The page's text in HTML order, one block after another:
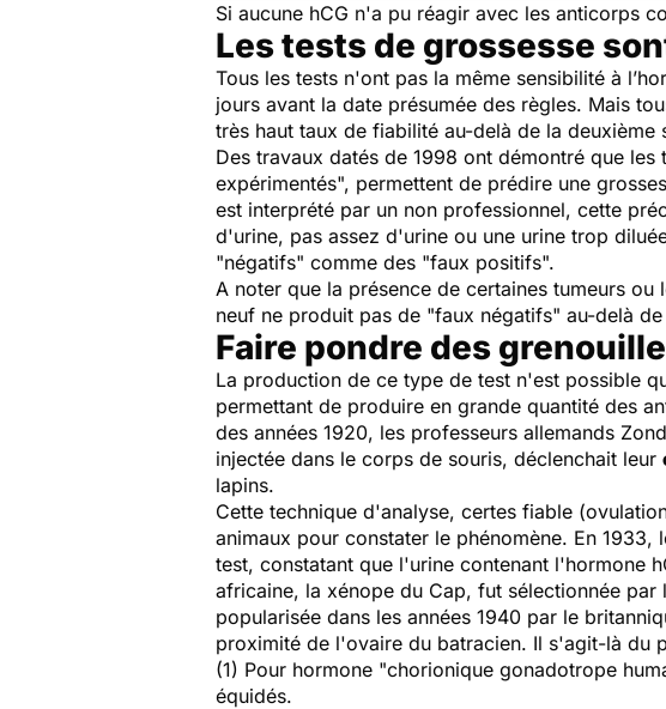
Si aucune hCG n'a pu réagir avec les anticorps
Les tests de grossesse
Tous les tests n'ont pas la même sensibilité à
jours avant la date présumée des règles. Mais
très haut taux de fiabilité au-delà de la deuxième
Des travaux datés de 1998 ont démontré que
expérimentés", permettent de prédire une
est interprété par un non professionnel, cette
d'urine, pas assez d'urine ou une urine trop
"négatifs" comme des "faux positifs".
A noter que la présence de certaines tumeurs
neuf ne produit pas de "faux négatifs" au-delà
Faire pondre des
La production de ce type de test n'est possible
permettant de produire en grande quantité des
des années 1920, les professeurs allemands
injectée dans le corps de souris, déclenchait leur
lapins.
Cette technique d'analyse, certes fiable
animaux pour constater le phénomène. En 1933,
test, constatant que l'urine contenant l'hormone
africaine, la xénope du Cap, fut sélectionnée
popularisée dans les années 1940 par le
proximité de l'ovaire du batracien. Il s'agit-là du
(1) Pour hormone "chorionique gonadotrope
équidés.